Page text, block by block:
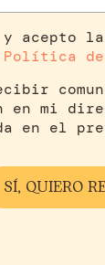
acepto
en mi
en el